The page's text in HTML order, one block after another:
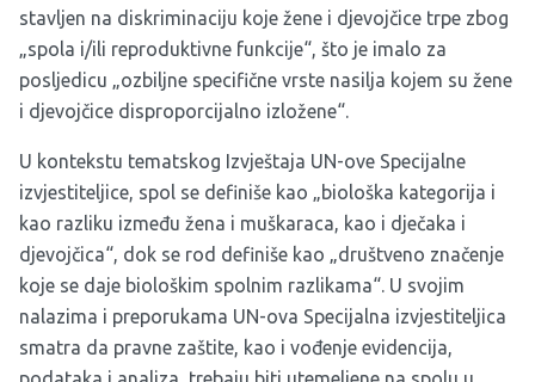
stavljen na diskriminaciju koje žene i djevojčice trpe zbog
„spola i/ili reproduktivne funkcije“, što je imalo za
posljedicu „ozbiljne specifične vrste nasilja kojem su žene
i djevojčice disproporcijalno izložene“.
U kontekstu tematskog Izvještaja UN-ove Specijalne
izvjestiteljice, spol se definiše kao „biološka kategorija i
kao razliku između žena i muškaraca, kao i dječaka i
djevojčica“, dok se rod definiše kao „društveno značenje
koje se daje biološkim spolnim razlikama“. U svojim
nalazima i preporukama UN-ova Specijalna izvjestiteljica
smatra da pravne zaštite, kao i vođenje evidencija,